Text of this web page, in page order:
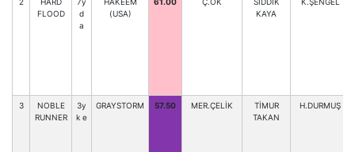
FLOOD
d
a
(USA)
KAYA
3
NOBLE
RUNNER
3y
k e
GRAYSTORM 57.50 MER.ÇELİK
TİMUR
TAKAN
H.DURMUŞ